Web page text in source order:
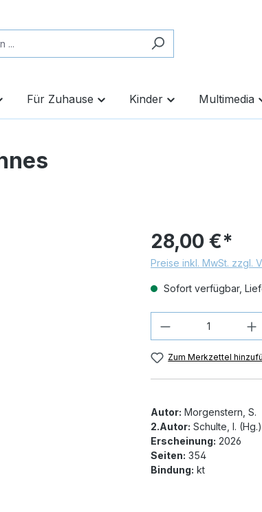
Für Zuhause Kinder Multimedia
28,00 €*
Preise inkl. MwSt. zzgl.
Sofort verfügbar,
Produkt
Zum Merkzettel
Autor: Morgenstern, S.
2.Autor: Schulte, I. (Hg.)
Erscheinung: 2026
Seiten: 354
Bindung: kt